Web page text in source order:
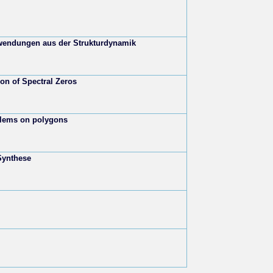
aus der Strukturdynamik
of Spectral Zeros
on polygons